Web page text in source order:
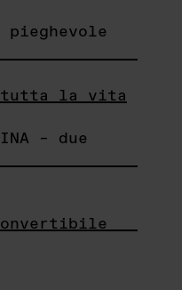
pieghevole
tutta la vita
– due